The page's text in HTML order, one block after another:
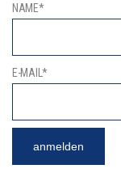
NAME*
E-MAIL*